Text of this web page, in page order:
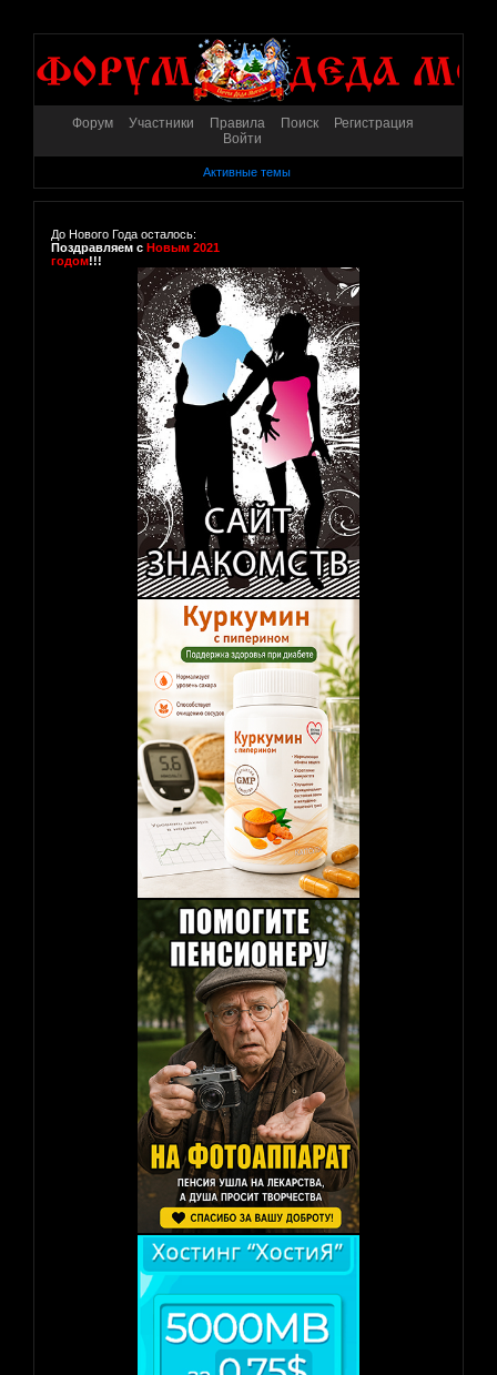
Форум Участники Правила Поиск
Регистрация
Войти
Активные темы
До Нового Года осталось:
Поздравляем с Новым 2021
годом!!!